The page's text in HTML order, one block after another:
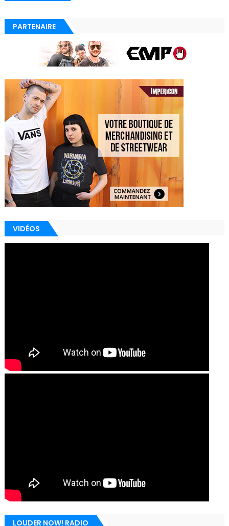
PARTENAIRE
VIDÉOS
LOUDER NOW! RADIO